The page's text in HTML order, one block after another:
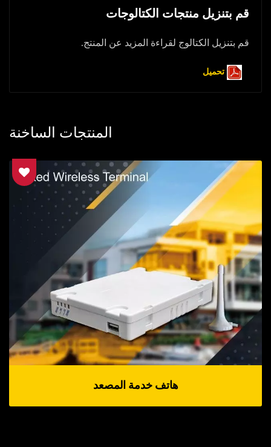
قم بتنزيل منتجات الكتالوجات
قم بتنزيل الكتالوج لقراءة المزيد عن المنتج.
تحميل
المنتجات الساخنة
هاتف خدمة المصعد